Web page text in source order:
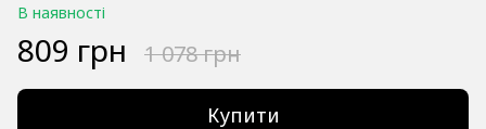
В наявності
809 грн 1 078 грн
Купити